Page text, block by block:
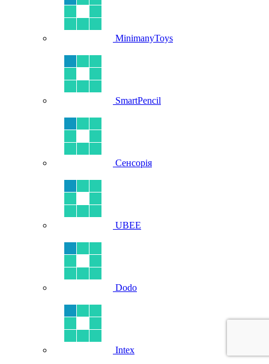
MinimanyToys
SmartPencil
Сенсорія
UBEE
Dodo
Intex